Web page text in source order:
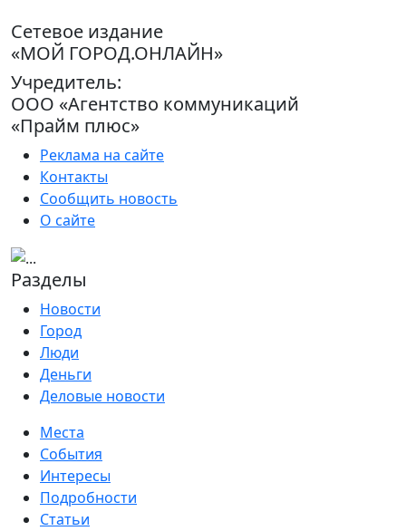
Сетевое издание
«МОЙ ГОРОД.ОНЛАЙН»
Учредитель:
ООО «Агентство коммуникаций
«Прайм плюс»
Реклама на сайте
Контакты
Сообщить новость
О сайте
Разделы
Новости
Город
Люди
Деньги
Деловые новости
Места
События
Интересы
Подробности
Статьи